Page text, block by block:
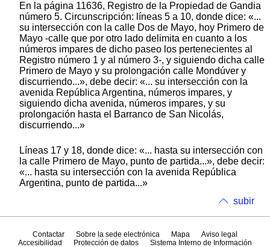
En la página 11636, Registro de la Propiedad de Gandia
número 5. Circunscripción: líneas 5 a 10, donde dice: «...
su intersección con la calle Dos de Mayo, hoy Primero de
Mayo -calle que por otro lado delimita en cuanto a los
números impares de dicho paseo los pertenecientes al
Registro número 1 y al número 3-, y siguiendo dicha calle
Primero de Mayo y su prolongación calle Mondúver y
discurriendo...», debe decir: «... su intersección con la
avenida República Argentina, números impares, y
siguiendo dicha avenida, números impares, y su
prolongación hasta el Barranco de San Nicolás,
discurriendo...»
Líneas 17 y 18, donde dice: «... hasta su intersección con
la calle Primero de Mayo, punto de partida...», debe decir:
«... hasta su intersección con la avenida República
Argentina, punto de partida...»
subir
Contactar Sobre la sede electrónica Mapa
Aviso legal
Accesibilidad
Protección de datos
Sistema Interno de Información